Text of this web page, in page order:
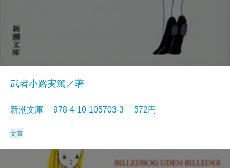
武者小路実篤／著
新潮文庫 978-4-10-105703-3 572円
文庫